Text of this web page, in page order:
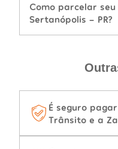
Como parcelar
Sertanópolis - PR?
É seguro
Trânsito e a